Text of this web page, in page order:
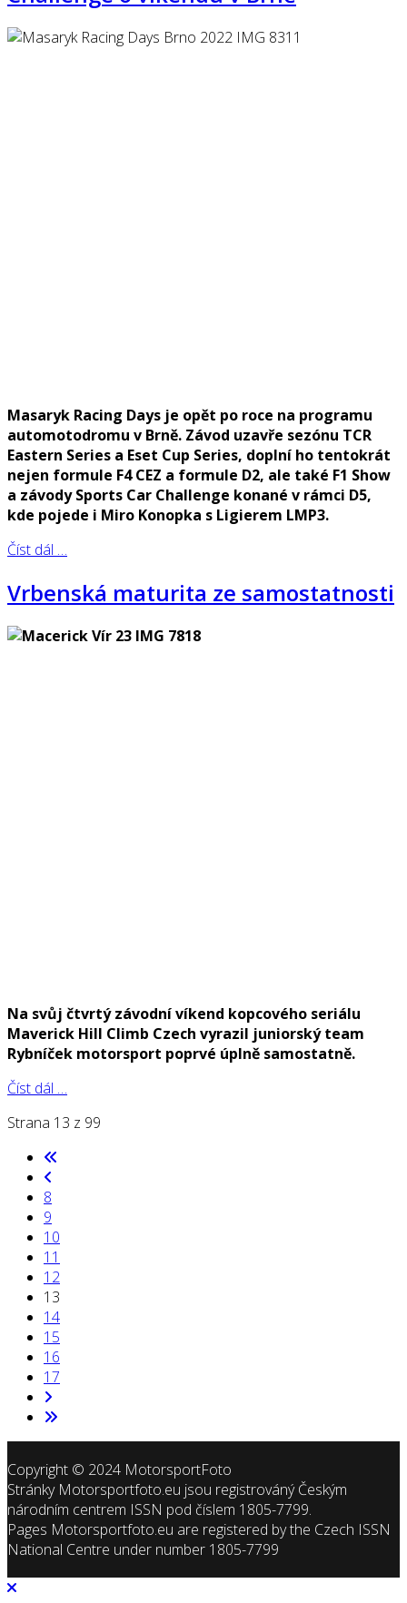
Masaryk Racing Days je opět po roce na programu
automotodromu v Brně. Závod uzavře sezónu TCR
Eastern Series a Eset Cup Series, doplní ho tentokrát
nejen formule F4 CEZ a formule D2, ale také F1 Show
a závody Sports Car Challenge konané v rámci D5,
kde pojede i Miro Konopka s Ligierem LMP3.
Číst dál …
Vrbenská maturita ze samostatnosti
Na svůj čtvrtý závodní víkend kopcového seriálu
Maverick Hill Climb Czech vyrazil juniorský team
Rybníček motorsport poprvé úplně samostatně.
Číst dál …
Strana 13 z 99
8
9
10
11
12
13
14
15
16
17
Copyright © 2024 MotorsportFoto
Stránky Motorsportfoto.eu jsou registrováný Českým
národním centrem ISSN pod číslem 1805-7799.
Pages Motorsportfoto.eu are registered by the Czech ISSN
National Centre under number 1805-7799